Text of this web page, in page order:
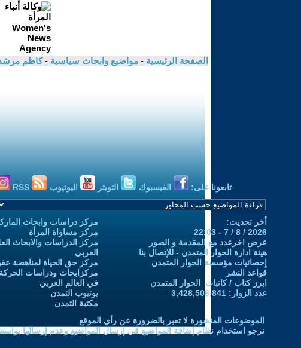
الصفحة الرئيسية - مواضيع وابحاث سياسية -كاظم
تابعونا على: الفيسبوك التويتر اليوتيوب
أخر تحديث:
2026 / 8 / 7 - 22:03
عرض اخرعدد مع المقدمة و الصور
هيئة ادارة الحوار المتمدن - للإتصال بنا
إحصائيات مؤسسة الحوار المتمدن
قواعد النشر
ابرز كتاب / كاتبات الحوار المتمدن
عدد الزوار: 3,428,506,841
مركز دراسات وابحاث
مركز مساواة المرأة
مركز الدراسات والابحاث
العربي
مركز حق الحياة لمناهضة
مركزابحاث ودراسات الحركة
في العالم العربي
يوتيوب التمدن
مكتبة التمدن
الموضوعات المنشورة لا تعبر بالضرورة عن رأي الموقع
نرجو استخدام نظام إضافة المواضيع في إرسال المواضيع وعدم إرسالها